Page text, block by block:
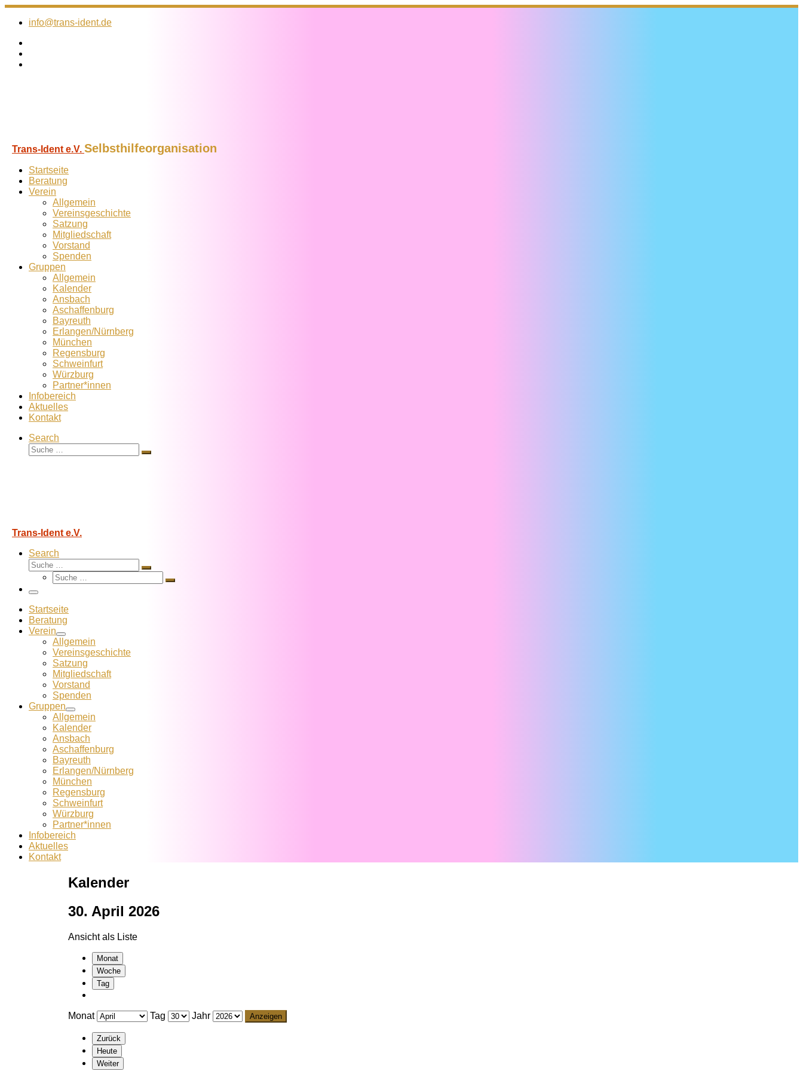
Zum
Inhalt
info@trans-ident.de
Trans-Ident e.V. Selbsthilfeorganisation
Startseite
Beratung
Verein
Allgemein
Vereins­geschichte
Satzung
Mitglied­schaft
Vorstand
Spenden
Gruppen
Allgemein
Kalender
Ansbach
Aschaffenburg
Bayreuth
Erlangen/Nürnberg
München
Regensburg
Schweinfurt
Würzburg
Partner*innen
Infobereich
Aktuelles
Kontakt
Search
Suche
Suche
Trans-Ident e.V.
Search
Suche
Suche
Suche
Suche
Menü
Startseite
Beratung
Verein
Allgemein
Vereins­geschichte
Satzung
Mitglied­schaft
Vorstand
Spenden
Gruppen
Allgemein
Kalender
Ansbach
Aschaffenburg
Bayreuth
Erlangen/Nürnberg
München
Regensburg
Schweinfurt
Würzburg
Partner*innen
Infobereich
Aktuelles
Kontakt
Kalender
30. April 2026
Ansicht als Liste
Monat
Woche
Tag
Monat Tag Jahr
Zurück
Heute
Weiter